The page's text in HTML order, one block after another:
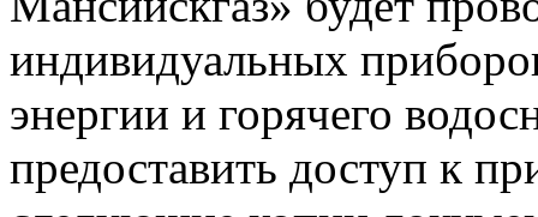
индивидуальных
энергии и горячего
предоставить доступ к